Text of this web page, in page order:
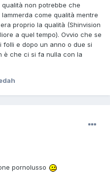
non potrebbe che
come qualità mentre
proprio la qualità (Shinvision
a quel tempo). Ovvio che se
e dopo un anno o due si
è che ci si fa nulla con la
pornolusso